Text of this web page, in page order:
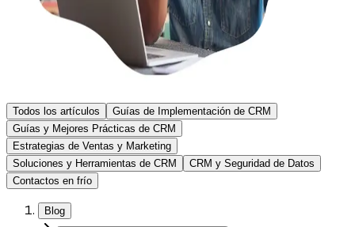
Todos los artículos
Guías de Implementación de CRM
Guías y Mejores Prácticas de CRM
Estrategias de Ventas y Marketing
Soluciones y Herramientas de CRM
CRM y Seguridad de Datos
Contactos en frío
Blog